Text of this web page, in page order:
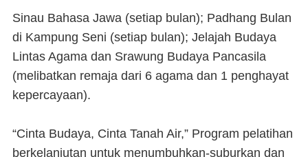
Sinau Bahasa Jawa (setiap bulan); Padhang Bulan
di Kampung Seni (setiap bulan); Jelajah Budaya
Lintas Agama dan Srawung Budaya Pancasila
(melibatkan remaja dari 6 agama dan 1 penghayat
kepercayaan).
“Cinta Budaya, Cinta Tanah Air,” Program pelatihan
berkelanjutan untuk menumbuhkan-suburkan dan